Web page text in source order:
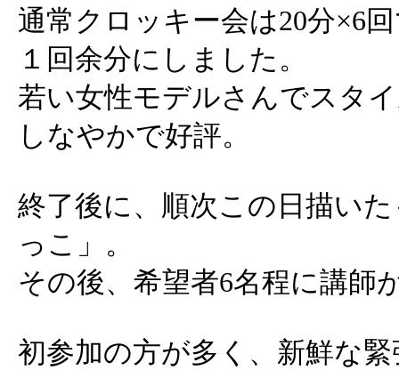
通常クロッキー会は20分×6
１回余分にしました。
若い女性モデルさんでスタ
しなやかで好評。
終了後に、順次この日描い
っこ」。
その後、希望者6名程に講師
初参加の方が多く、新鮮な